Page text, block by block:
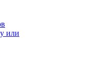
или